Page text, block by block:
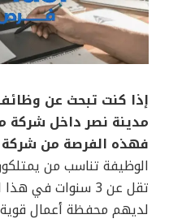
إذا كنت تبحث عن
مدينة نصر داخل
فهذه الفرصة من شركة
الوظيفة تناسب من
تقل عن 3 سنوات
لديهم محفظة أعمال